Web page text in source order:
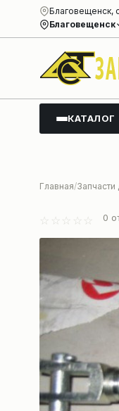
Благовещенск
Благовещенск,
КАТАЛОГ
Главная Запчасти
0